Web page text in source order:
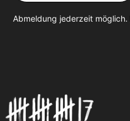
Abmeldung jederzeit möglich.